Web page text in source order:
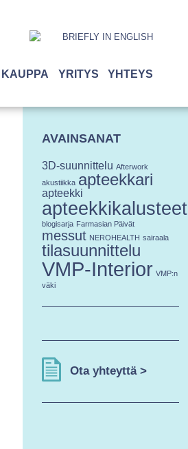
BRIEFLY IN ENGLISH
KAUPPA YRITYS YHTEYS
AVAINSANAT
3D-suunnittelu Afterwork
akustiikka apteekkari
apteekki
apteekkikalusteet
blogisarja Farmasian Päivät
messut NEROHEALTH sairaala
tilasuunnittelu
VMP-Interior VMP:n
väki
Ota yhteyttä >